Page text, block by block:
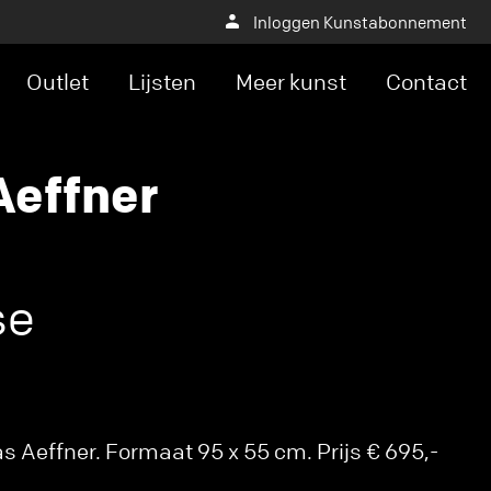
Inloggen Kunstabonnement
Outlet Lijsten Meer kunst Contact
Aeffner. Formaat 95 x 55 cm. Prijs € 695,-